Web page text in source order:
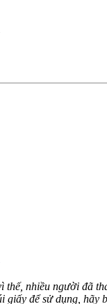
nhiều người đã
giấy để sử dụng, hãy